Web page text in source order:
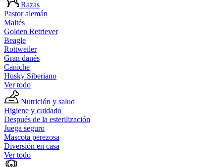
Razas
Pastor alemán
Maltés
Golden Retriever
Beagle
Rottweiler
Gran danés
Caniche
Husky Siberiano
Ver todo
Nutrición y salud
Higiene y cuidado
Después de la esterilización
Juega seguro
Mascota perezosa
Diversión en casa
Ver todo